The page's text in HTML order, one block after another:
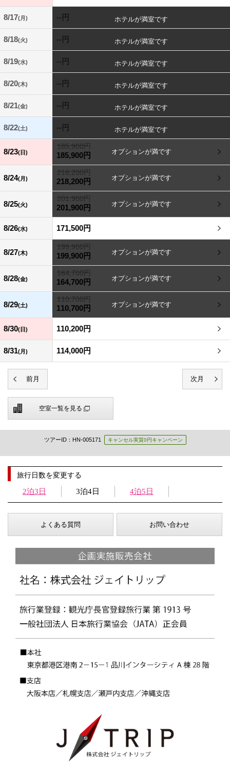
8/17(月) --円
8/18(火) --円
8/19(水) --円
8/20(木) --円
8/21(金) --円
8/22(土) --円
8/23(日)
185,900円
185,900円
8/24(月)
218,200円
218,200円
8/25(火)
201,900円
201,900円
8/26(水) 171,500円
8/27(木)
199,900円
199,900円
8/28(金)
164,700円
164,700円
8/29(土)
110,700円
110,700円
8/30(日) 110,200円
8/31(月) 114,000円
空室一覧を見る
ツアーID：HN-005171 キャンセル実質0円キャンペーン
旅行日数を変更する
2泊3日 3泊4日 4泊5日
よくある質問 お問い合わせ